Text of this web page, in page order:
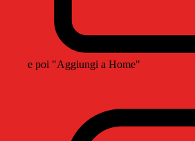
e poi "Aggiungi a Home"